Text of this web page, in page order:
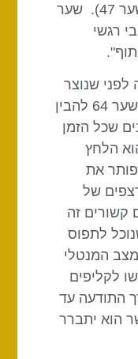
הראש (שער 64) ובין האג'נה (שער 47). שער
רגשי
שנוצר
הסדר, היא חלק מהתהליך של שער 64 להבין
שכל הזמן
דרך התודעה. שער 64 הוא הלחץ
את
של
קשורים זה
לתפוס
המנטלי
לקליפים
התודעה עד
הוא יתברר